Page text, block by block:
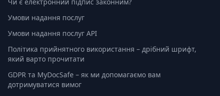
Умови надання послуг
Умови надання послуг API
Політика прийнятного використання – дрібний шрифт,
який варто прочитати
GDPR та MyDocSafe – як ми допомагаємо вам
дотримуватися вимог